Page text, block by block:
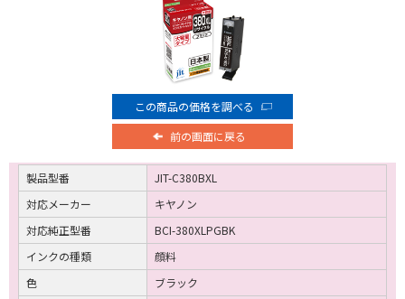
この商品の価格を調べる
前の画面に戻る
製品型番
JIT-C380BXL
対応メーカー
キヤノン
対応純正型番
BCI-380XLPGBK
インクの種類
顔料
色
ブラック